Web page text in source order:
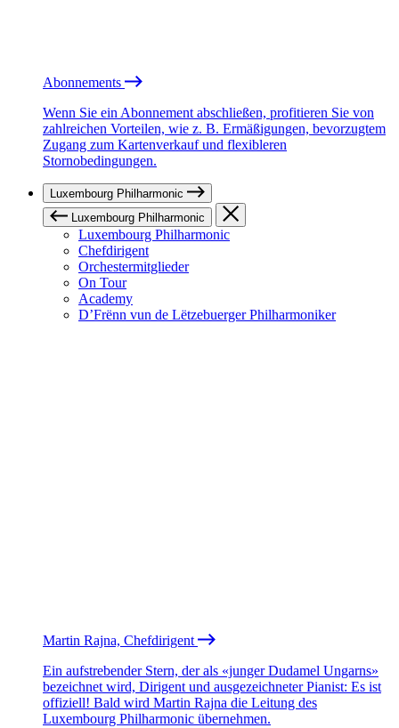
Abonnements
Wenn Sie ein Abonnement abschließen, profitieren Sie von
zahlreichen Vorteilen, wie z. B. Ermäßigungen, bevorzugtem
Zugang zum Kartenverkauf und flexibleren
Stornobedingungen.
Luxembourg Philharmonic
Luxembourg Philharmonic
Luxembourg Philharmonic
Chefdirigent
Orchestermitglieder
On Tour
Academy
D’Frënn vun de Lëtzebuerger Philharmoniker
Martin Rajna, Chefdirigent
Ein aufstrebender Stern, der als «junger Dudamel Ungarns»
bezeichnet wird, Dirigent und ausgezeichneter Pianist: Es ist
offiziell! Bald wird Martin Rajna die Leitung des
Luxembourg Philharmonic übernehmen.